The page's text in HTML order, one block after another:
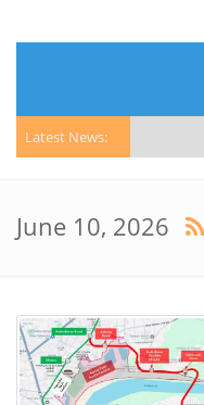
Latest News:
June 10, 2026